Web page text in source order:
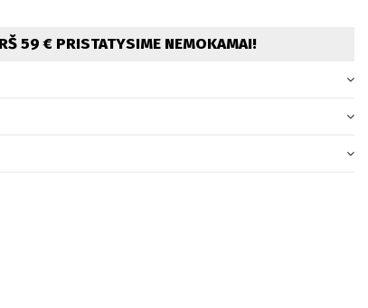
59 € PRISTATYSIME NEMOKAMAI!